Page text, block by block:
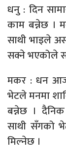
धनु : दिन
काम बन्नेछ ।
साथी भाइले
सक्ने भएकोले
मकर : धन
भेटले मनमा
बन्नेछ ।
साथी सँगको
मिल्नेछ ।